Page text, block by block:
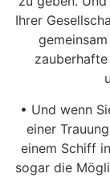
Ihrer
• Und wenn
einer
einem Schiff
sogar die